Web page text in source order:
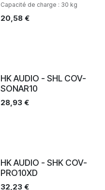
Capacité de charge : 30 kg
20,58€
HK AUDIO - SHL COV-
SONAR10
28,93€
HK AUDIO - SHK COV-
PRO10XD
32,23€